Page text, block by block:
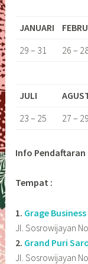
JANUARI
29 – 31
26 –
JULI
23 – 25
27 – 29
Info Pendaftaran
Tempat :
1. Grage
Jl. Sosrowijayan
2. Grand Puri
Jl. Sosrowijayan